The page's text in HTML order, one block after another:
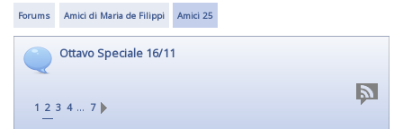
Forums Amici di Maria de Filippi Amici 25
Ottavo Speciale 16/11
1 2 3 4 … 7